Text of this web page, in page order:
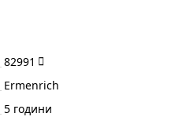
82991
Ermenrich
5 години